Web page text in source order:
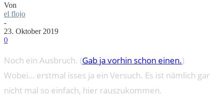
Von
el flojo
-
23. Oktober 2019
0
Noch ein Ausbruch. (Gab ja vorhin schon einen.)
Wobei… erstmal isses ja ein Versuch. Es ist nämlich gar
nicht mal so einfach, hier rauszukommen.